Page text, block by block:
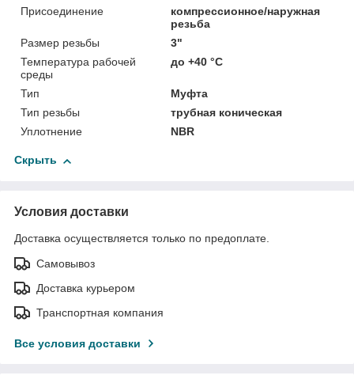
Присоединение
компрессионное/наружная
резьба
Размер резьбы
3"
Температура рабочей
среды
до +40 °C
Тип
Муфта
Тип резьбы
трубная коническая
Уплотнение
NBR
Скрыть
Условия доставки
Доставка осуществляется только по предоплате.
Самовывоз
Доставка курьером
Транспортная компания
Все условия доставки